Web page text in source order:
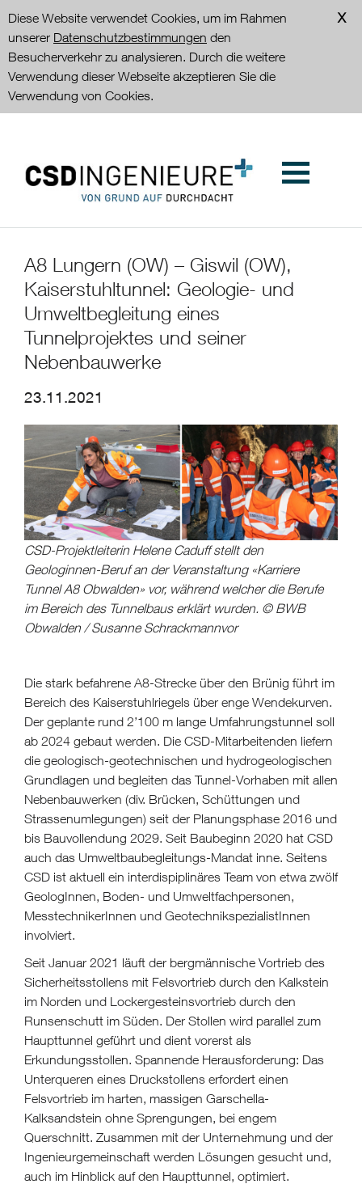
Diese Website verwendet Cookies, um im Rahmen
unserer Datenschutzbestimmungen den
Besucherverkehr zu analysieren. Durch die weitere
Verwendung dieser Webseite akzeptieren Sie die
Verwendung von Cookies.
A8 Lungern (OW) – Giswil (OW),
Kaiserstuhltunnel: Geologie- und
Umweltbegleitung eines
Tunnelprojektes und seiner
Nebenbauwerke
23.11.2021
CSD-Projektleiterin Helene Caduff stellt den
Geologinnen-Beruf an der Veranstaltung «Karriere
Tunnel A8 Obwalden» vor, während welcher die Berufe
im Bereich des Tunnelbaus erklärt wurden. © BWB
Obwalden / Susanne Schrackmannvor
Die stark befahrene A8-Strecke über den Brünig führt im
Bereich des Kaiserstuhlriegels über enge Wendekurven.
Der geplante rund 2’100 m lange Umfahrungstunnel soll
ab 2024 gebaut werden. Die CSD-Mitarbeitenden liefern
die geologisch-geotechnischen und hydrogeologischen
Grundlagen und begleiten das Tunnel-Vorhaben mit allen
Nebenbauwerken (div. Brücken, Schüttungen und
Strassenumlegungen) seit der Planungsphase 2016 und
bis Bauvollendung 2029. Seit Baubeginn 2020 hat CSD
auch das Umweltbaubegleitungs-Mandat inne. Seitens
CSD ist aktuell ein interdispiplinäres Team von etwa zwölf
GeologInnen, Boden- und Umweltfachpersonen,
MesstechnikerInnen und GeotechnikspezialistInnen
involviert.
Seit Januar 2021 läuft der bergmännische Vortrieb des
Sicherheitsstollens mit Felsvortrieb durch den Kalkstein
im Norden und Lockergesteinsvortrieb durch den
Runsenschutt im Süden. Der Stollen wird parallel zum
Haupttunnel geführt und dient vorerst als
Erkundungsstollen. Spannende Herausforderung: Das
Unterqueren eines Druckstollens erfordert einen
Felsvortrieb im harten, massigen Garschella-
Kalksandstein ohne Sprengungen, bei engem
Querschnitt. Zusammen mit der Unternehmung und der
Ingenieurgemeinschaft werden Lösungen gesucht und,
auch im Hinblick auf den Haupttunnel, optimiert.